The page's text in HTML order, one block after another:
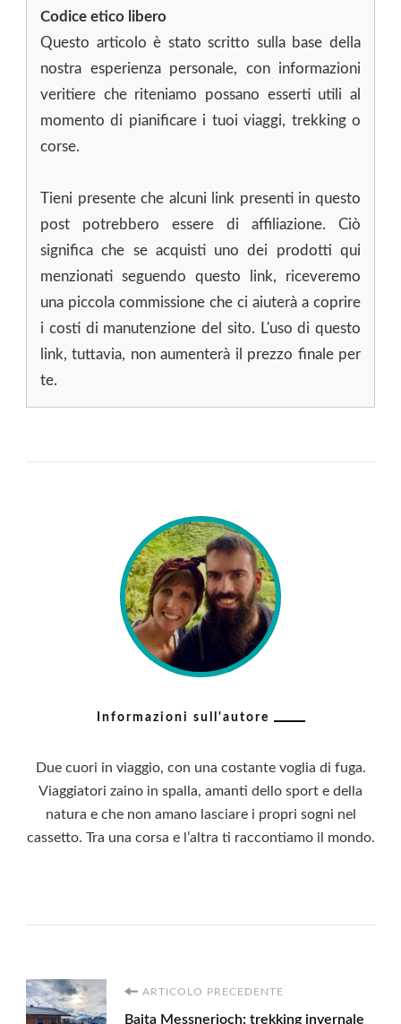
Codice etico libero
Questo articolo è stato scritto sulla base della
nostra esperienza personale, con informazioni
veritiere che riteniamo possano esserti utili al
momento di pianificare i tuoi viaggi, trekking o
corse.
Tieni presente che alcuni link presenti in questo
post potrebbero essere di affiliazione. Ciò
significa che se acquisti uno dei prodotti qui
menzionati seguendo questo link, riceveremo
una piccola commissione che ci aiuterà a coprire
i costi di manutenzione del sito. L'uso di questo
link, tuttavia, non aumenterà il prezzo finale per
te.
Informazioni sull'autore
Due cuori in viaggio, con una costante voglia di fuga.
Viaggiatori zaino in spalla, amanti dello sport e della
natura e che non amano lasciare i propri sogni nel
cassetto. Tra una corsa e l’altra ti raccontiamo il mondo.
Navigazione
ARTICOLO PRECEDENTE
Baita Messnerjoch: trekking invernale